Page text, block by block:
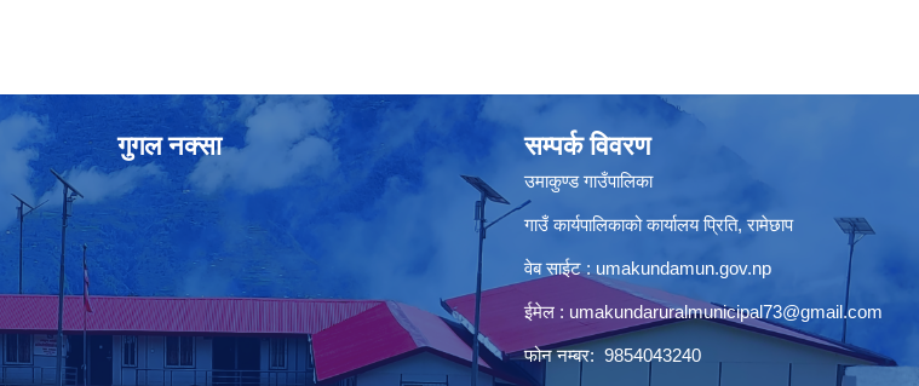
गुगल नक्सा सम्पर्क विवरण
उमाकुण्ड गाउँपालिका
गाउँ कार्यपालिकाको कार्यालय प्रिति, रामेछाप
वेब साईट : umakundamun.gov.np
ईमेल : umakundaruralmunicipal73@gmail.com
फोन नम्बर: 9854043240